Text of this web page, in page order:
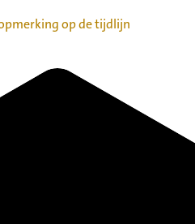
op de tijdlijn